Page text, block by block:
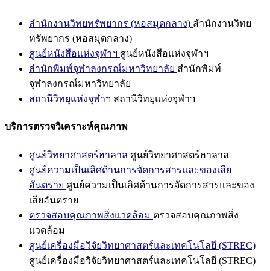
สำนักงานวิทยทรัพยากร (หอสมุดกลาง) สำนักงานวิทย
ทรัพยากร (หอสมุดกลาง)
ศูนย์หนังสือแห่งจุฬาฯ ศูนย์หนังสือแห่งจุฬาฯ
สำนักพิมพ์จุฬาลงกรณ์มหาวิทยาลัย สำนักพิมพ์
จุฬาลงกรณ์มหาวิทยาลัย
สถานีวิทยุแห่งจุฬาฯ สถานีวิทยุแห่งจุฬาฯ
บริการตรวจวิเคราะห์คุณภาพ
ศูนย์วิทยาศาสตร์ฮาลาล ศูนย์วิทยาศาสตร์ฮาลาล
ศูนย์ความเป็นเลิศด้านการจัดการสารและของเสีย
อันตราย ศูนย์ความเป็นเลิศด้านการจัดการสารและของ
เสียอันตราย
ตรวจสอบคุณภาพสิ่งแวดล้อม ตรวจสอบคุณภาพสิ่ง
แวดล้อม
ศูนย์เครื่องมือวิจัยวิทยาศาสตร์และเทคโนโลยี (STREC)
ศูนย์เครื่องมือวิจัยวิทยาศาสตร์และเทคโนโลยี (STREC)